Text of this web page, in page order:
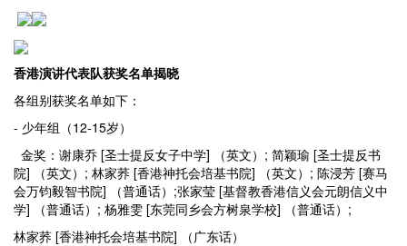
香港演讲代表队获奖名单揭晓
各组别获奖名单如下：
- 少年组（12-15岁）
金奖：谢康乔 [圣士提反女子中学] （英文）; 简颖瑜 [圣士提反书
院] （英文）; 林家荞 [香港神托会培基书院] （英文）; 陈浸芳 [赛马
会万钧毅智书院] （普通话）;张家莹 [基督教香港信义会元朗信义中
学] （普通话）; 杨雅雯 [东莞同乡会方树泉学校] （普通话）;
林家荞 [香港神托会培基书院] （广东话）